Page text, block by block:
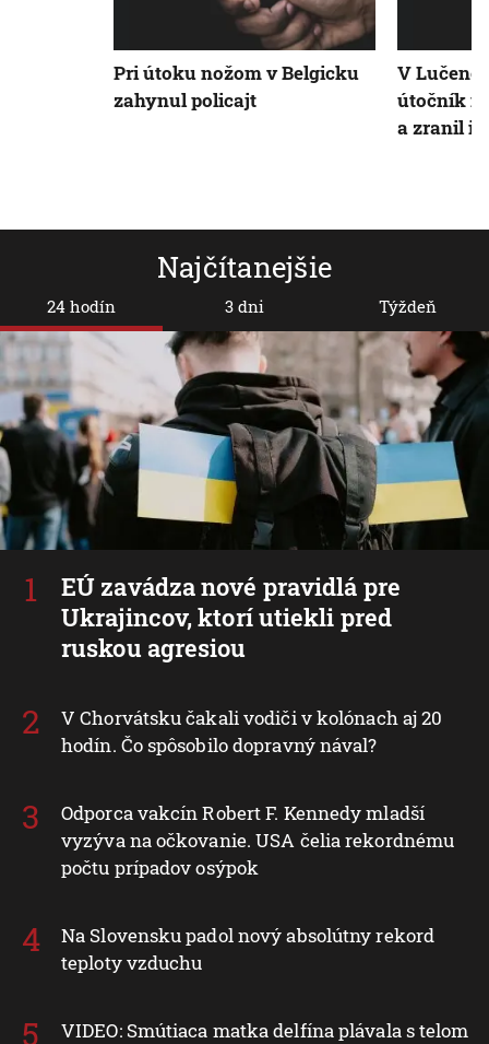
Najčítanejšie
24 hodín
EÚ zavádza nové pravidlá pre
Ukrajincov, ktorí utiekli pred
ruskou agresiou
V Chorvátsku čakali vodiči v kolónach aj 20
hodín. Čo spôsobilo dopravný nával?
Odporca vakcín Robert F. Kennedy mladší
vyzýva na očkovanie. USA čelia rekordnému
počtu prípadov osýpok
Na Slovensku padol nový absolútny rekord
teploty vzduchu
VIDEO: Smútiaca matka delfína plávala s telom
3 dni Týždeň
Pri útoku nožom v Belgicku
zahynul policajt
V
útočník
a zranil